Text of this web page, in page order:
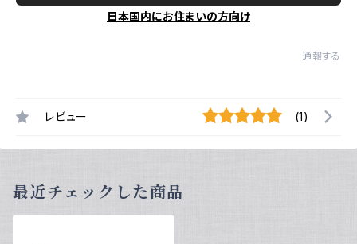
日本国内にお住まいの方向け
通報する
レビュー (1)
最近チェックした商品